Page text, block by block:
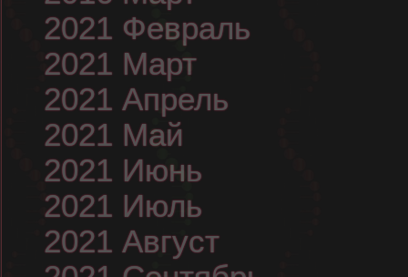
2021 Февраль
2021 Март
2021 Апрель
2021 Май
2021 Июнь
2021 Июль
2021 Август